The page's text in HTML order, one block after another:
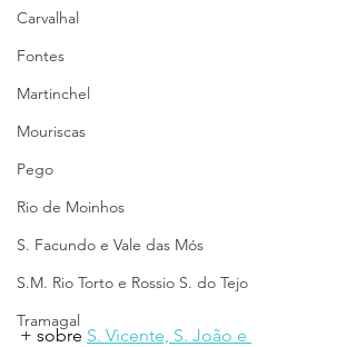
Carvalhal
Fontes
Martinchel
Mouriscas
Pego
Rio de Moinhos
S. Facundo e Vale das Mós
S.M. Rio Torto e Rossio S. do Tejo
Tramagal
+ sobre S. Vicente, S. João e